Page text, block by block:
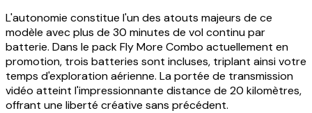
L'autonomie constitue l'un des atouts majeurs de ce
modèle avec plus de 30 minutes de vol continu par
batterie. Dans le pack Fly More Combo actuellement en
promotion, trois batteries sont incluses, triplant ainsi votre
temps d'exploration aérienne. La portée de transmission
vidéo atteint l'impressionnante distance de 20 kilomètres,
offrant une liberté créative sans précédent.